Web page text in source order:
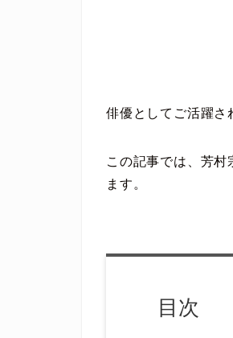
俳優としてご活躍さ
この記事では、芳
ます。
目次